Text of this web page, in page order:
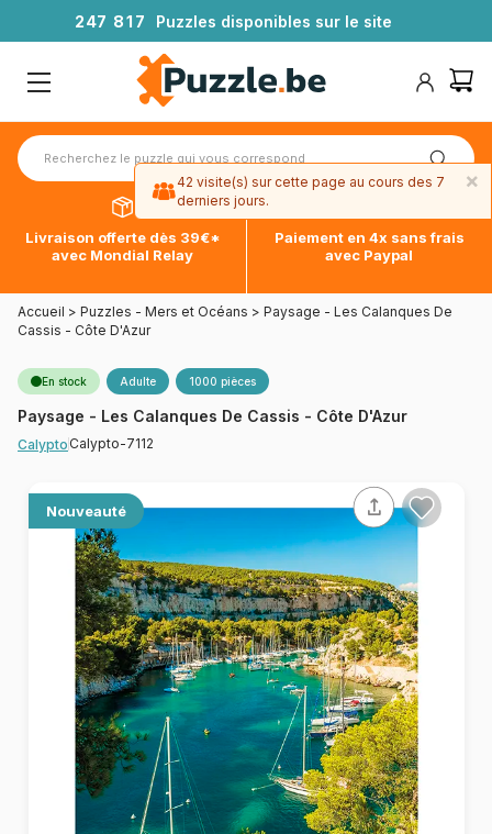
247 81 7 Puzzles disponibles sur le site
Livraison offerte dès 39€*
avec Mondial Relay
Paiement en 4x sans frais
avec Paypal
Accueil > Puzzles - Mers et Océans > Paysage - Les Calanques De
Cassis - Côte D'Azur
En stock Adulte 1000 pièces
Paysage - Les Calanques De Cassis - Côte D'Azur
Calypto Calypto-7112
Nouveauté
×
42 visite(s) sur cette page au cours des 7
derniers jours.